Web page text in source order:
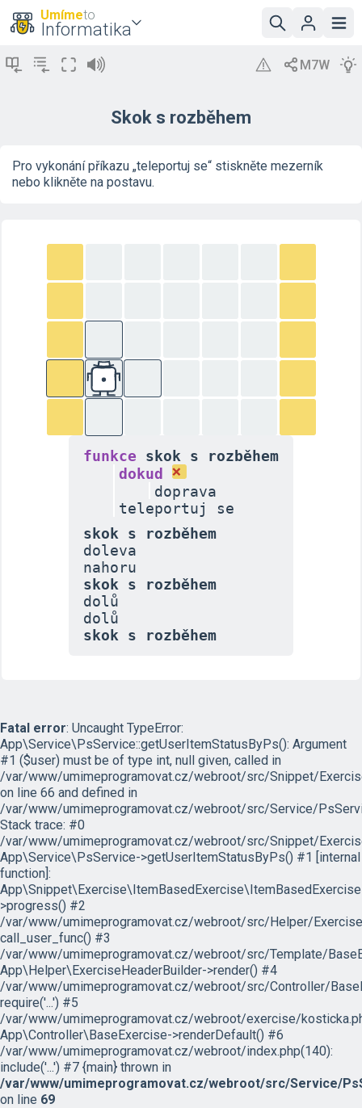
Umímeto
Informatika
Skok s rozběhem
Pro vykonání příkazu „teleportuj se“ stiskněte mezerník
nebo klikněte na postavu.
funkce
skok s rozběhem
dokud
doprava
teleportuj se
skok s rozběhem
doleva
nahoru
skok s rozběhem
dolů
dolů
skok s rozběhem
Fatal error: Uncaught TypeError:
App\Service\PsService::getUserItemStatusByPs(): Argument
#1 ($user) must be of type int, null given, called in
/var/www/umimeprogramovat.cz/webroot/src/Snippet/
on line 66 and defined in
/var/www/umimeprogramovat.cz/webroot/src/Service/
Stack trace: #0
/var/www/umimeprogramovat.cz/webroot/src/Snippet/
App\Service\PsService->getUserItemStatusByPs() #1 [internal
function]:
>progress() #2
/var/www/umimeprogramovat.cz/webroot/src/Helper/
call_user_func() #3
/var/www/umimeprogramovat.cz/webroot/src/Template/
App\Helper\ExerciseHeaderBuilder->render() #4
/var/www/umimeprogramovat.cz/webroot/src/Controller/
require('...') #5
/var/www/umimeprogramovat.cz/webroot/exercise/
App\Controller\BaseExercise->renderDefault() #6
/var/www/umimeprogramovat.cz/webroot/index.php(140):
include('...') #7 {main} thrown in
/var/www/umimeprogramovat.cz/webroot/src/Service/
on line 69